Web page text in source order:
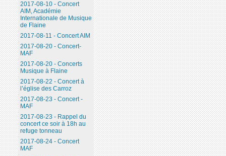
2017-08-10 - Concert
AIM, Académie
Internationale de Musique
de Flaine
2017-08-11 - Concert AIM
2017-08-20 - Concert-
MAF
2017-08-20 - Concerts
Musique à Flaine
2017-08-22 - Concert à
l’église des Carroz
2017-08-23 - Concert -
MAF
2017-08-23 - Rappel du
concert ce soir à 18h au
refuge tonneau
2017-08-24 - Concert
MAF